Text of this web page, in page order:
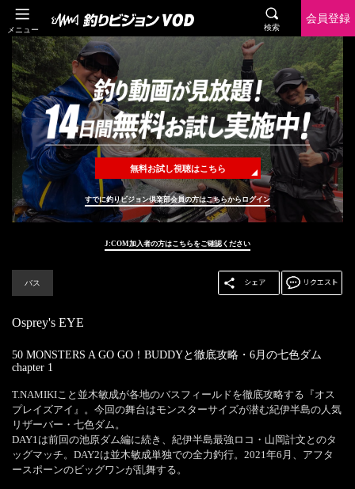
メニュー 検索
会員登録
無料お試し視聴はこちら
すでに釣りビジョン倶楽部会員の方はこちらからログイン
J:COM加入者の方はこちらをご確認ください
バス
Osprey's EYE
50 MONSTERS A GO GO！BUDDYと徹底攻略・6月の七色ダム
chapter 1
T.NAMIKIこと並木敏成が各地のバスフィールドを徹底攻略する『オス
プレイズアイ』。今回の舞台はモンスターサイズが潜む紀伊半島の人気
リザーバー・七色ダム。
DAY1は前回の池原ダム編に続き、紀伊半島最強ロコ・山岡計文とのタ
ッグマッチ。DAY2は並木敏成単独での全力釣行。2021年6月、アフタ
ースポーンのビッグワンが乱舞する。